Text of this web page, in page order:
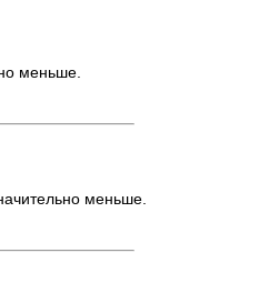
меньше.
меньше.